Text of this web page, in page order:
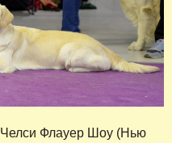
Флауер Шоу (Нью